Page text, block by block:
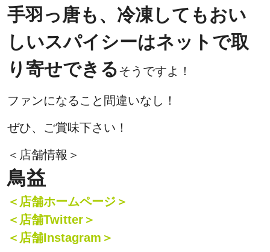
手羽っ唐も、冷凍してもおい
しいスパイシーはネットで取
り寄せできるそうですよ！
ファンになること間違いなし！
ぜひ、ご賞味下さい！
＜店舗情報＞
鳥益
＜店舗ホームページ＞
＜店舗Twitter＞
＜店舗Instagram＞